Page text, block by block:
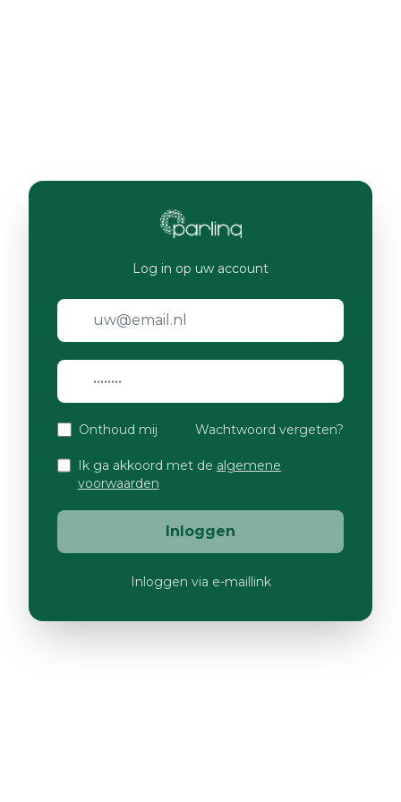
Log in op uw account
Onthoud mij Wachtwoord vergeten?
Ik ga akkoord met de algemene
voorwaarden
Inloggen
Inloggen via e-maillink